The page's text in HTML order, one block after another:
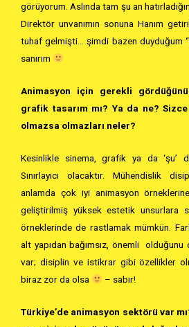
görüyorum. Aslında tam şu an
Direktör unvanımın sonuna Hanım
tuhaf gelmişti… şimdi bazen duyduğum
sanırım
Animasyon için gerekli
grafik tasarım mı? Ya da ne?
olmazsa olmazları neler?
Kesinlikle sinema, grafik ya da ‘şu’
Sınırlayıcı olacaktır. Mühendislik
anlamda çok iyi animasyon
geliştirilmiş yüksek estetik unsurlara
örneklerinde de rastlamak mümkün.
alt yapıdan bağımsız, önemli
var; disiplin ve istikrar gibi özellikler
biraz zor da olsa
– sabır!
Türkiye’de animasyon sektörü var